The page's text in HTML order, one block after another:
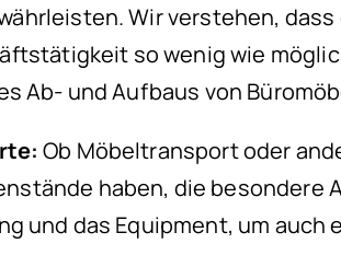
Wir verstehen,
so wenig wie
Ab- und Aufbaus von
Ob Möbeltransport oder
haben, die besondere
und das Equipment, um